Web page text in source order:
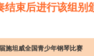
结束后进行该组别
施坦威全国青少年钢琴比赛